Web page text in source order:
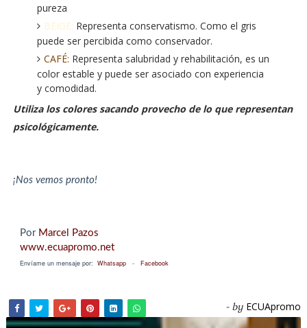
pureza
BEIGE: Representa conservatismo. Como el gris
puede ser percibida como conservador.
CAFÉ: Representa salubridad y rehabilitación, es un
color estable y puede ser asociado con experiencia
y comodidad.
Utiliza los colores sacando provecho de lo que representan
psicológicamente.
¡Nos vemos pronto!
Por Marcel Pazos
www.ecuapromo.net
Envíame un mensaje por: Whatsapp- Facebook
- by ECUApromo